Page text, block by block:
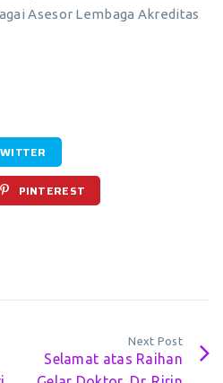
Asesor Lembaga Akreditas
PINTEREST
Next Post
Selamat atas Raihan